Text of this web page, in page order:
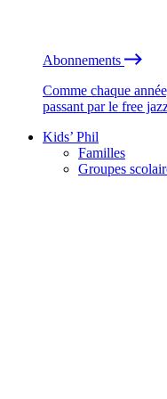
Abonnements
Comme chaque
passant par le free
Kids’ Phil
Familles
Groupes